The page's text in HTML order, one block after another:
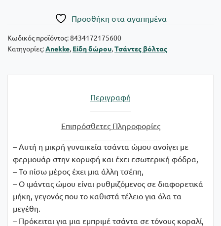
Πρoσθήκη στα αγαπημένα
Κωδικός προϊόντος:8434172175600
Κατηγορίες:Anekke, Είδη δώρου,Τσάντες βόλτας
Περιγραφή
Επιπρόσθετες Πληροφορίες
– Αυτή η μικρή γυναικεία τσάντα ώμου ανοίγει με
φερμουάρ στην κορυφή και έχει εσωτερική φόδρα,
– Το πίσω μέρος έχει μια άλλη τσέπη,
– Ο ιμάντας ώμου είναι ρυθμιζόμενος σε διαφορετικά
μήκη, γεγονός που το καθιστά τέλειο για όλα τα
μεγέθη.
– Πρόκειται για μια εμπριμέ τσάντα σε τόνους κοραλί,